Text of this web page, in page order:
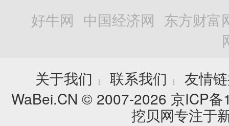
好牛网 中国经济网 东方财富
关于我们
┊ 联系我们 ┊
友情
WaBei.CN © 2007-2026 京ICP
挖贝网专注于